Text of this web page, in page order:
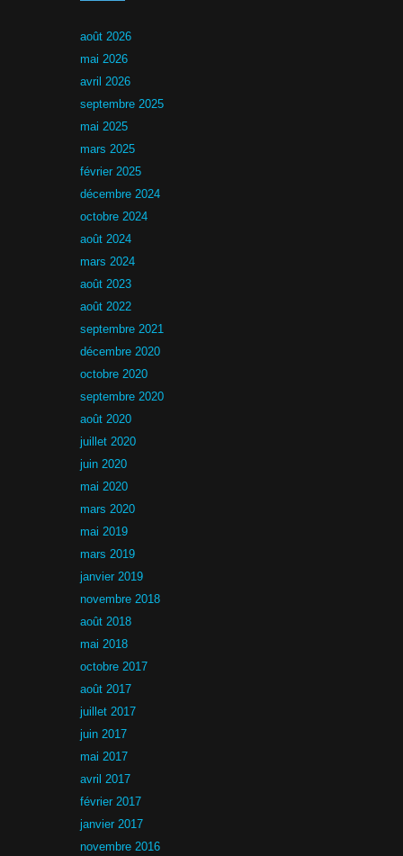
août 2026
mai 2026
avril 2026
septembre 2025
mai 2025
mars 2025
février 2025
décembre 2024
octobre 2024
août 2024
mars 2024
août 2023
août 2022
septembre 2021
décembre 2020
octobre 2020
septembre 2020
août 2020
juillet 2020
juin 2020
mai 2020
mars 2020
mai 2019
mars 2019
janvier 2019
novembre 2018
août 2018
mai 2018
octobre 2017
août 2017
juillet 2017
juin 2017
mai 2017
avril 2017
février 2017
janvier 2017
novembre 2016